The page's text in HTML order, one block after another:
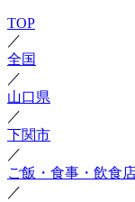
TOP
／
全国
／
山口県
／
下関市
／
ご飯・食事・飲食
／